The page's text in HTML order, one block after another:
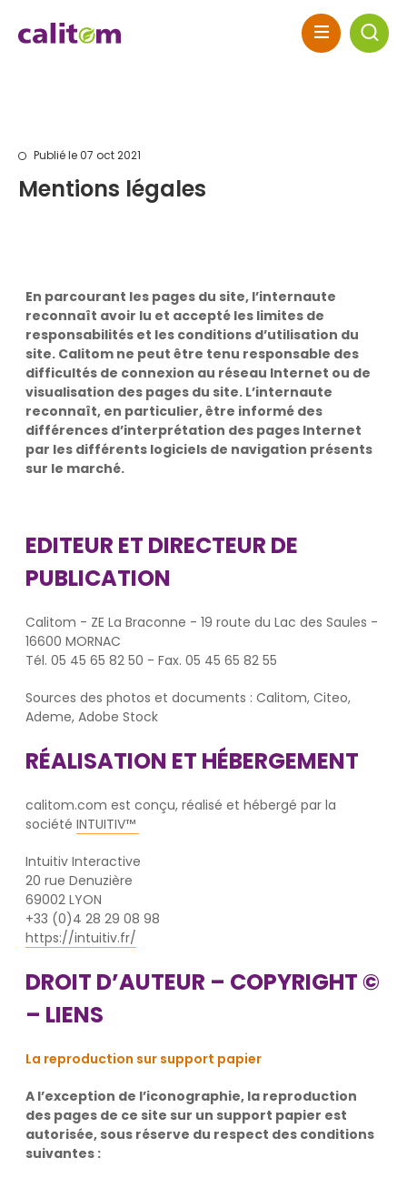
Publié le 07 oct 2021
Mentions légales
En parcourant les pages du site, l’internaute
reconnaît avoir lu et accepté les limites de
responsabilités et les conditions d’utilisation du
site. Calitom ne peut être tenu responsable des
difficultés de connexion au réseau Internet ou de
visualisation des pages du site. L’internaute
reconnaît, en particulier, être informé des
différences d’interprétation des pages Internet
par les différents logiciels de navigation présents
sur le marché.
EDITEUR ET DIRECTEUR DE
PUBLICATION
Calitom - ZE La Braconne - 19 route du Lac des Saules -
16600 MORNAC
Tél. 05 45 65 82 50 - Fax. 05 45 65 82 55
Sources des photos et documents : Calitom, Citeo,
Ademe, Adobe Stock
RÉALISATION ET HÉBERGEMENT
calitom.com est conçu, réalisé et hébergé par la
société INTUITIV™
Intuitiv Interactive
20 rue Denuzière
69002 LYON
+33 (0)4 28 29 08 98
https://intuitiv.fr/
DROIT D’AUTEUR – COPYRIGHT ©
– LIENS
La reproduction sur support papier
A l’exception de l’iconographie, la reproduction
des pages de ce site sur un support papier est
autorisée, sous réserve du respect des conditions
suivantes :